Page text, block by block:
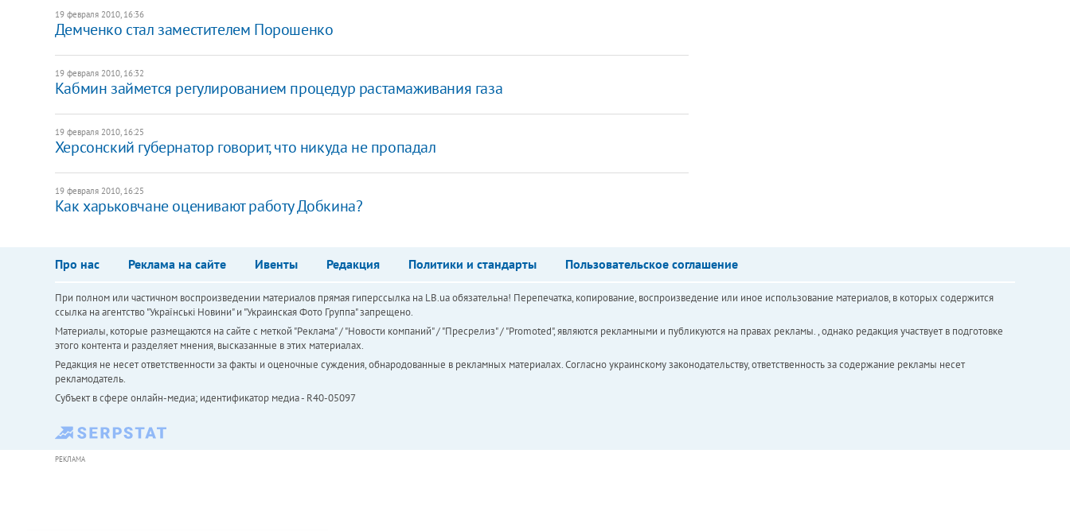
19 февраля 2010, 16:36
Демченко стал заместителем Порошенко
19 февраля 2010, 16:32
Кабмин займется регулированием процедур растамаживания газа
19 февраля 2010, 16:25
Херсонский губернатор говорит, что никуда не пропадал
19 февраля 2010, 16:25
Как харьковчане оценивают работу Добкина?
Про нас Реклама на сайте Ивенты Редакция Политики и стандарты Пользовательское соглашение
При полном или частичном воспроизведении материалов прямая гиперссылка на LB.ua обязательна! Перепечатка, копирование, воспроизведение или иное использование материалов, в которых содержится
ссылка на агентство "Українськi Новини" и "Украинская Фото Группа" запрещено.
Материалы, которые размещаются на сайте с меткой "Реклама" / "Новости компаний" / "Пресрелиз" / "Promoted", являются рекламными и публикуются на правах рекламы. , однако редакция участвует в подготовке
этого контента и разделяет мнения, высказанные в этих материалах.
Редакция не несет ответственности за факты и оценочные суждения, обнародованные в рекламных материалах. Согласно украинскому законодательству, ответственность за содержание рекламы несет
рекламодатель.
Субъект в сфере онлайн-медиа; идентификатор медиа - R40-05097
РЕКЛАМА